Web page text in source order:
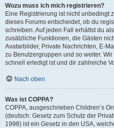
Wozu muss ich mich registrieren?
Eine Registrierung ist nicht unbedingt
dieses Forums entscheidet, ob du
schreiben. Auf jeden Fall erhältst du
zusätzliche Funktionen, die Gästen
Avatarbilder, Private Nachrichten, E-
zu Benutzergruppen und so weiter.
schnell erledigt ist und dir zahlreiche
Nach oben
Was ist COPPA?
COPPA, ausgeschrieben Children’s
(deutsch: Gesetz zum Schutz der
1998) ist ein Gesetz in den USA,